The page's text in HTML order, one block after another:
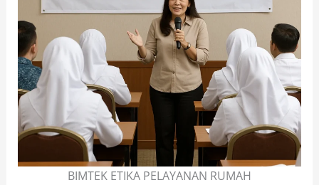
BIMTEK ETIKA PELAYANAN RUMAH